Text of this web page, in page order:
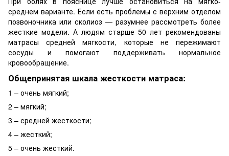
среднем варианте. Если есть проблемы с верхним отделом
позвоночника или сколиоз — разумнее рассмотреть более
жесткие модели. А людям старше 50 лет рекомендованы
матрасы средней мягкости, которые не пережимают
сосуды и помогают поддерживать нормальное
кровообращение.
Общепринятая шкала жесткости матраса:
1 – очень мягкий;
2 – мягкий;
3 – средней жесткости;
4 – жесткий;
5 – очень жесткий.